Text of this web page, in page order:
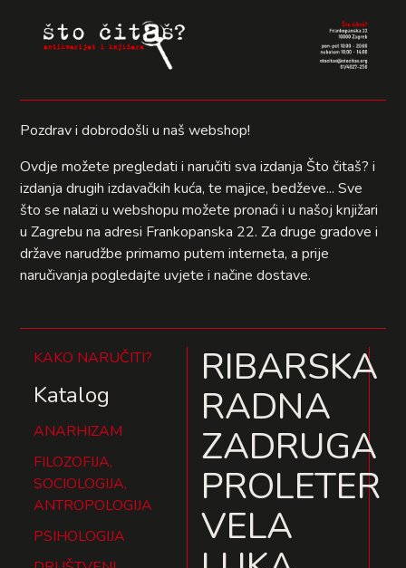
Pozdrav i dobrodošli u naš webshop!
Ovdje možete pregledati i naručiti sva izdanja Što čitaš? i
izdanja drugih izdavačkih kuća, te majice, bedževe... Sve
što se nalazi u webshopu možete pronaći i u našoj knjižari
u Zagrebu na adresi Frankopanska 22. Za druge gradove i
države narudžbe primamo putem interneta, a prije
naručivanja pogledajte uvjete i načine dostave.
KAKO NARUČITI?
Katalog
ANARHIZAM
FILOZOFIJA,
SOCIOLOGIJA,
ANTROPOLOGIJA
PSIHOLOGIJA
RIBARSKA
RADNA
ZADRUGA
PROLETER
VELA